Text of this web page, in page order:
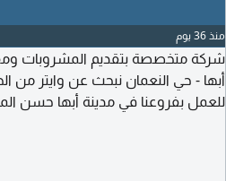
منذ 36 يوم
شركة متخصصة بتقديم المشروبات
أبها - حي النعمان نبحث عن وايتر من
للعمل بفروعنا في مدينة أبها حسن